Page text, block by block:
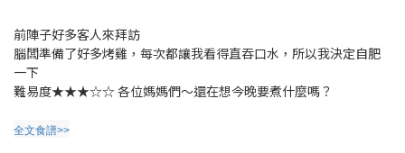
前陣子好多客人來拜訪
腦闆準備了好多烤雞，每次都讓我看得直吞口水，所以我決定自肥
一下
難易度★★★☆☆各位媽媽們～還在想今晚要煮什麼嗎？
全文食譜>>